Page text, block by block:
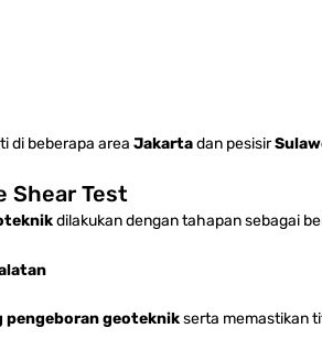
di beberapa area Jakartadan pesisir
Shear Test
dilakukan dengan tahapan sebagai
pengeboran geoteknikserta memastikan